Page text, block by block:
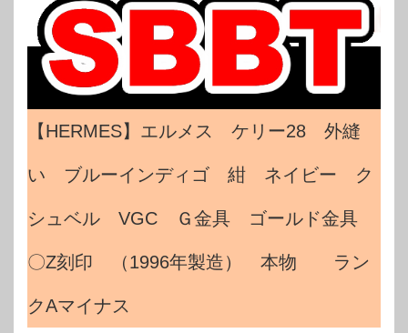
【HERMES】エルメス ケリー28 外縫
い ブルーインディゴ 紺 ネイビー ク
シュベル VGC Ｇ金具 ゴールド金具
〇Z刻印 （1996年製造） 本物 ラン
クAマイナス